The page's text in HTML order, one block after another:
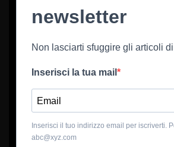
newsletter
Non lasciarti sfuggire gli articoli
Inserisci la tua mail
Inserisci il tuo indirizzo email per iscriverti.
abc@xyz.com